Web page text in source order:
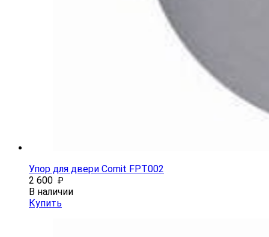
Упор для двери Comit FPT002
2 600 ₽
В наличии
Купить